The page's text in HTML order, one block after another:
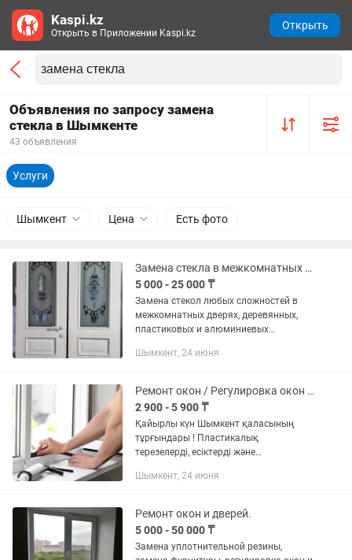
Объявления по запросу замена
стекла в Шымкенте
43 объявления
Услуги
Шымкент Цена Есть фото
Замена стекла в межкомнатных дверях
5 000 - 25 000 ₸
Замена стекол любых сложностей в
межкомнатных дверях, деревянных,
пластиковых и алюминиевых
Шымкент, 24 июня
Ремонт окон / Регулировка окон / Замена стекло пакетов
2 900 - 5 900 ₸
Қайырлы күн Шымкент қаласының
тұрғындары ! Пластикалық
терезелерді, есіктерді және
көрсетеміз! Біз жұмысты тиімді және
-стеклопакеттерді...
Шымкент, 24 июня
Ремонт окон и дверей.
5 000 - 50 000 ₸
Замена уплотнительной резины,
Kaspi.kz
Открыть в Приложении Kaspi.kz
Открыть